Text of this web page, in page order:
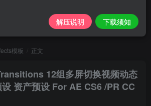
模板 正文
12组多屏切换视频动态
资产预设 For AE CS6 /PR CC
解压说明 下载须知